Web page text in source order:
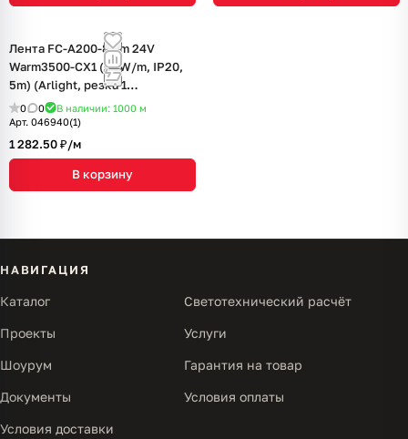
Лента FC-A200-8mm 24V
Warm3500-CX1 (16 W/m, IP20,
5m) (Arlight, резка 1
светодиод)
0 0 В наличии: 1000 м
Арт. 046940(1)
1 282.50 ₽/м
В корзину
НАВИГАЦИЯ
Каталог Светотехнический расчёт
Проекты Услуги
Шоурум Гарантия на товар
Документы Условия оплаты
Условия доставки